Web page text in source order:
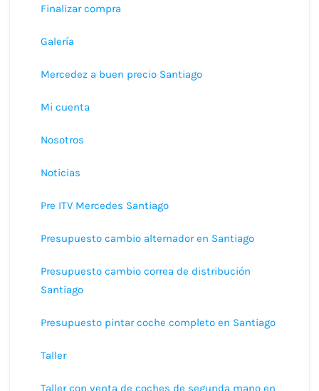
Finalizar compra
Galería
Mercedez a buen precio Santiago
Mi cuenta
Nosotros
Noticias
Pre ITV Mercedes Santiago
Presupuesto cambio alternador en Santiago
Presupuesto cambio correa de distribución
Santiago
Presupuesto pintar coche completo en Santiago
Taller
Taller con venta de coches de segunda mano en